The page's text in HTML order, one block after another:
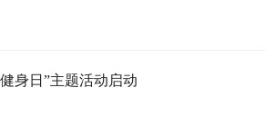
身日”主题活动启动